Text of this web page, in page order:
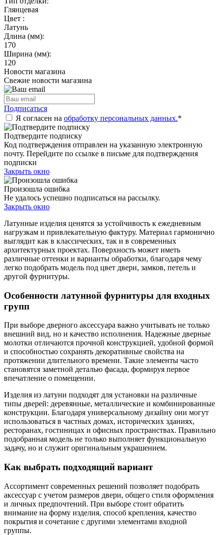
Глянцевая
Цвет :
Латунь
Длина (мм):
170
Ширина (мм):
120
Новости магазина
Свежие новости магазина
Подписаться
Я согласен на обработку персональных данных.*
Подтвердите подписку
Код подтверждения отправлен на указанную электронную
почту. Перейдите по ссылке в письме для подтверждения
подписки
Закрыть окно
Произошла ошибка
Не удалось успешно подписаться на рассылку.
Закрыть окно
Латунные изделия ценятся за устойчивость к ежедневным
нагрузкам и привлекательную фактуру. Материал гармонично
выглядит как в классических, так и в современных
архитектурных проектах. Поверхность может иметь
различные оттенки и варианты обработки, благодаря чему
легко подобрать модель под цвет двери, замков, петель и
другой фурнитуры.
Особенности латунной фурнитуры для входных
групп
При выборе дверного аксессуара важно учитывать не только
внешний вид, но и качество исполнения. Надежные дверные
молотки отличаются прочной конструкцией, удобной формой
и способностью сохранять декоративные свойства на
протяжении длительного времени. Такие элементы часто
становятся заметной деталью фасада, формируя первое
впечатление о помещении.
Изделия из латуни подходят для установки на различные
типы дверей: деревянные, металлические и комбинированные
конструкции. Благодаря универсальному дизайну они могут
использоваться в частных домах, исторических зданиях,
ресторанах, гостиницах и офисных пространствах. Правильно
подобранная модель не только выполняет функциональную
задачу, но и служит оригинальным украшением.
Как выбрать подходящий вариант
Ассортимент современных решений позволяет подобрать
аксессуар с учетом размеров двери, общего стиля оформления
и личных предпочтений. При выборе стоит обратить
внимание на форму изделия, способ крепления, качество
покрытия и сочетание с другими элементами входной
группы.